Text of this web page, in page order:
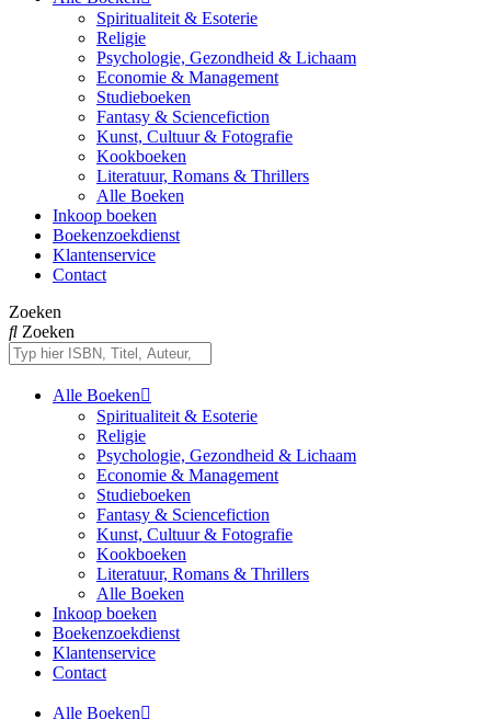
Spiritualiteit & Esoterie
Religie
Psychologie, Gezondheid & Lichaam
Economie & Management
Studieboeken
Fantasy & Sciencefiction
Kunst, Cultuur & Fotografie
Kookboeken
Literatuur, Romans & Thrillers
Alle Boeken
Inkoop boeken
Boekenzoekdienst
Klantenservice
Contact
Zoeken
Zoeken
Alle Boeken
Spiritualiteit & Esoterie
Religie
Psychologie, Gezondheid & Lichaam
Economie & Management
Studieboeken
Fantasy & Sciencefiction
Kunst, Cultuur & Fotografie
Kookboeken
Literatuur, Romans & Thrillers
Alle Boeken
Inkoop boeken
Boekenzoekdienst
Klantenservice
Contact
Alle Boeken